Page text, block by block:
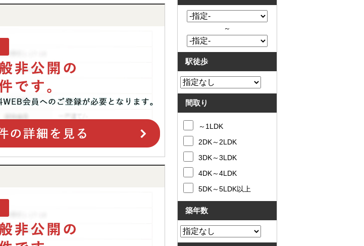
～
駅徒歩
間取り
～1LDK
2DK～2LDK
3DK～3LDK
4DK～4LDK
5DK～5LDK以上
築年数